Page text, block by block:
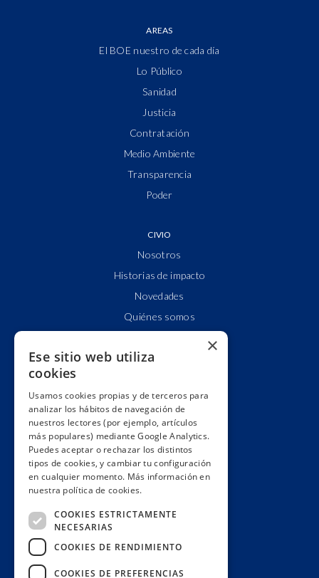
AREAS
El BOE nuestro de cada día
Lo Público
Sanidad
Justicia
Contratación
Medio Ambiente
Transparencia
Poder
CIVIO
Nosotros
Historias de impacto
Novedades
Quiénes somos
Alianzas y redes
Impacto
Premios
Formación
Código ético
Re-publica
Muro de donantes
×
Ese sitio web utiliza
cookies
Usamos cookies propias y de terceros para
analizar los hábitos de navegación de
nuestros lectores (por ejemplo, artículos
más populares) mediante Google Analytics.
Puedes aceptar o rechazar los distintos
tipos de cookies, y cambiar tu configuración
en cualquier momento. Más información en
nuestra política de cookies.
COOKIES ESTRICTAMENTE
NECESARIAS
COOKIES DE RENDIMIENTO
COOKIES DE PREFERENCIAS